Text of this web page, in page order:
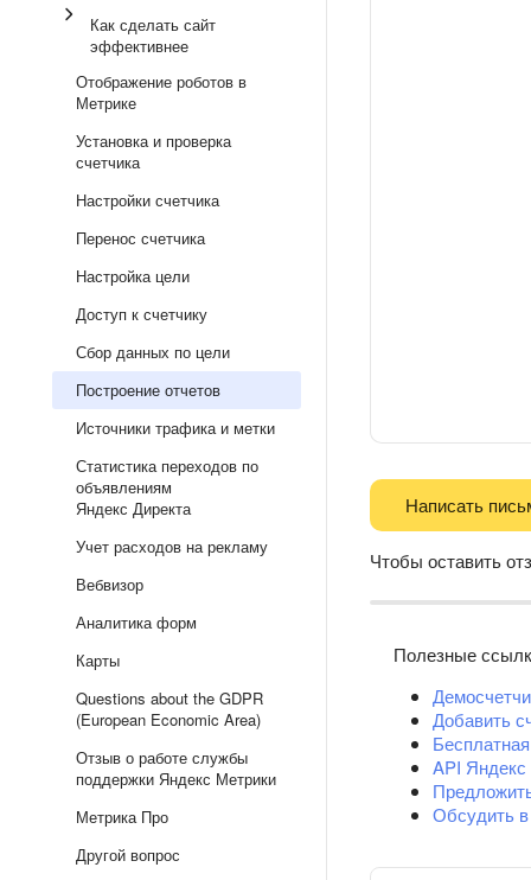
Как сделать сайт
эффективнее
Отображение роботов в
Метрике
Установка и проверка
счетчика
Настройки счетчика
Перенос счетчика
Настройка цели
Доступ к счетчику
Сбор данных по цели
Построение отчетов
Источники трафика и метки
Статистика переходов по
объявлениям
Яндекс Директа
Учет расходов на рекламу
Вебвизор
Аналитика форм
Карты
Questions about the GDPR
(European Economic Area)
Отзыв о работе службы
поддержки Яндекс Метрики
Метрика Про
Другой вопрос
Написать
Чтобы оставить
Полезные
Добавить
API
Обсудить